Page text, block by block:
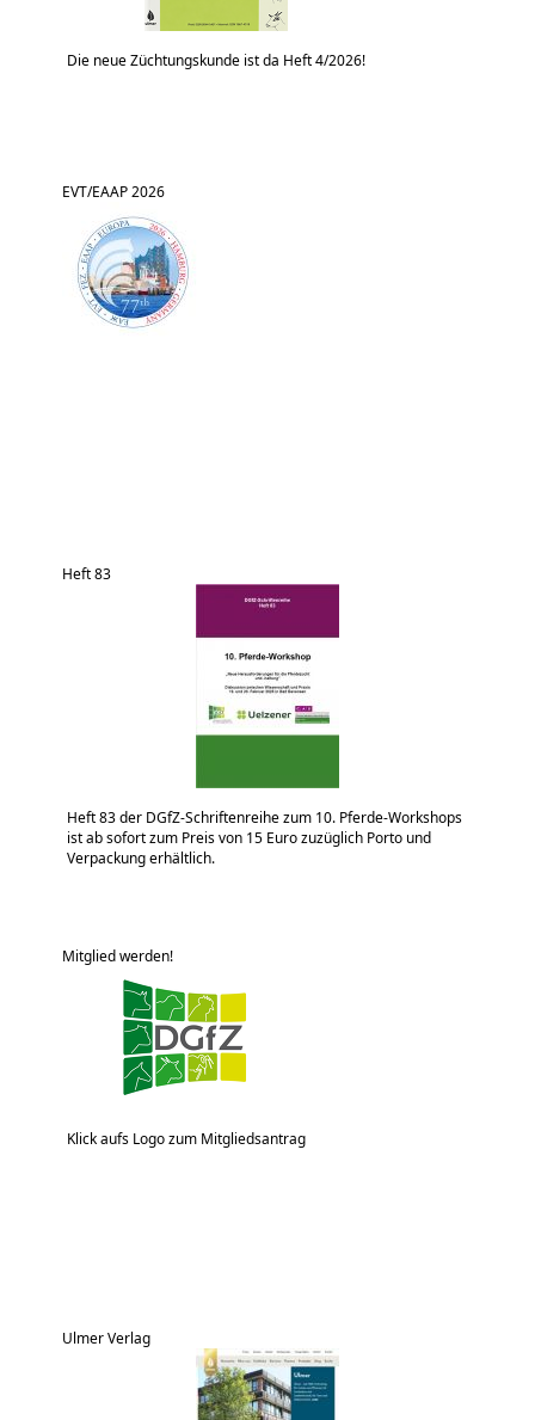
Die neue Züchtungskunde ist da Heft 4/2026!
EVT/EAAP 2026
Heft 83
Heft 83 der DGfZ-Schriftenreihe zum 10. Pferde-Workshops
ist ab sofort zum Preis von 15 Euro zuzüglich Porto und
Verpackung erhältlich.
Mitglied werden!
Klick aufs Logo zum Mitgliedsantrag
Ulmer Verlag